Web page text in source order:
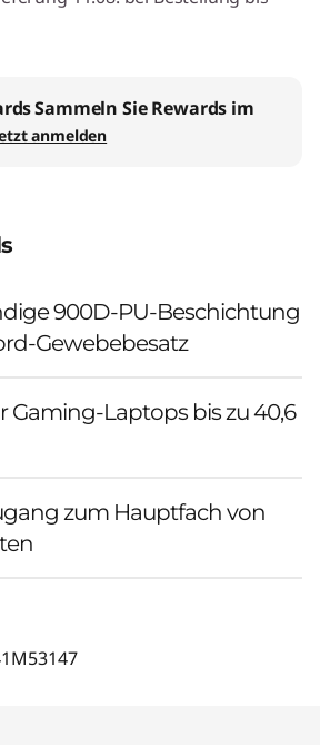
Sammeln Sie Rewards im
anmelden
900D-PU-Beschichtung
Gewebebesatz
Gaming-Laptops bis zu 40,6
zum Hauptfach von